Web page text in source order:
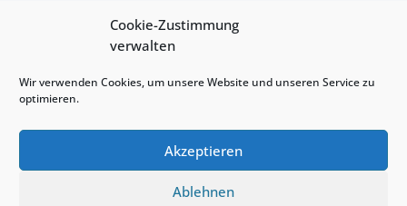
Cookie-Zustimmung
verwalten
Wir verwenden Cookies, um unsere Website und unseren Service zu
optimieren.
Akzeptieren
Ablehnen
Wittenbrink-Klause:
Regina Hübner-Hoinkis
Tel.: +49(0)172 9731468
+49(0)2369 8696